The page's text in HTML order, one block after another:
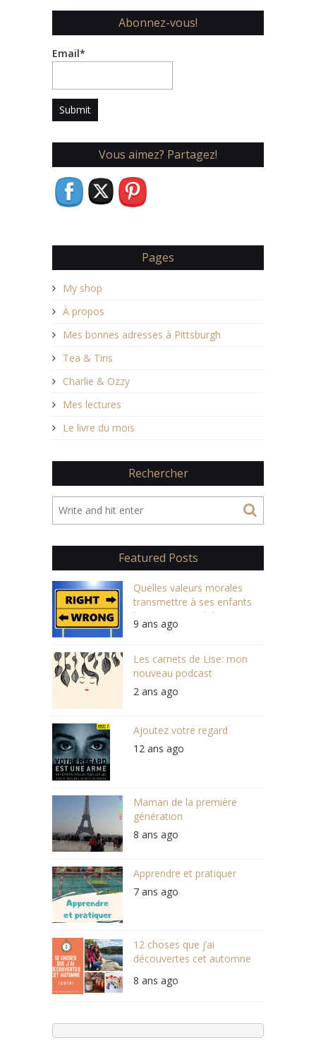
Abonnez-vous!
Email*
Vous aimez? Partagez!
Pages
My shop
À propos
Mes bonnes adresses à Pittsburgh
Tea & Tins
Charlie & Ozzy
Mes lectures
Le livre du mois
Rechercher
Featured Posts
Quelles valeurs morales
transmettre à ses enfants
lorsqu’on est athée ?
9 ans ago
Les carnets de Lise: mon
nouveau podcast
2 ans ago
Ajoutez votre regard
12 ans ago
Maman de la première
génération
8 ans ago
Apprendre et pratiquer
7 ans ago
12 choses que j’ai
découvertes cet automne
8 ans ago